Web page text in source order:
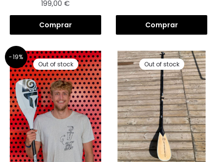
199,00€
Comprar Comprar
-19%
Out of stock
Out of stock